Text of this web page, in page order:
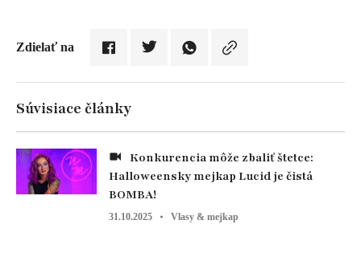
Zdielať na
Súvisiace články
Halloweensky mejkap Lucid je čistá
BOMBA!
31.10.2025 Vlasy & mejkap